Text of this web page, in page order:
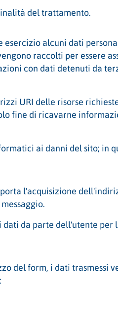
del trattamento.
esercizio alcuni dati
raccolti per essere
con dati detenuti da
URI delle risorse
fine di ricavarne
ai danni del sito; in
l'acquisizione
dati da parte dell'utente per
del form, i dati trasmessi